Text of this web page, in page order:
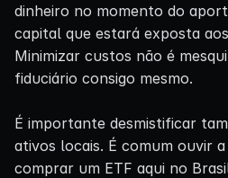
dinheiro no momento do
capital que estará exposta
Minimizar custos não é
fiduciário consigo mesmo.
É importante desmistificar
ativos locais. É comum ouvir a
comprar um ETF aqui no